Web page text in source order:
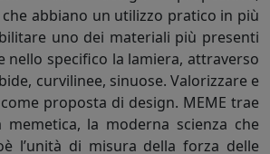
abbiano un utilizzo pratico in più
uno dei materiali più presenti
nello specifico la lamiera, attraverso
curvilinee, sinuose. Valorizzare e
proposta di design. MEME trae
la moderna scienza che
l’unità di misura della forza delle